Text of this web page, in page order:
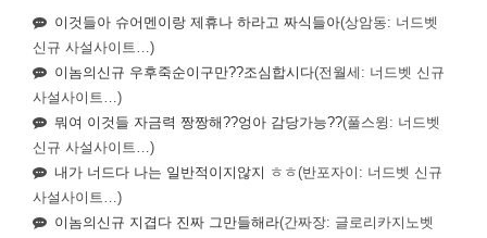
이것들아 슈어멘이랑 제휴나 하라고 짜식들아(상암동: 너드벳
신규 사설사이트…)
이놈의신규 우후죽순이구만??조심합시다(전월세: 너드벳 신규
사설사이트…)
뭐여 이것들 자금력 짱짱해??엉아 감당가능??(풀스윙: 너드벳
신규 사설사이트…)
내가 너드다 나는 일반적이지않지 ㅎㅎ(반포자이: 너드벳 신규
사설사이트…)
이놈의신규 지겹다 진짜 그만들해라(간짜장: 글로리카지노벳